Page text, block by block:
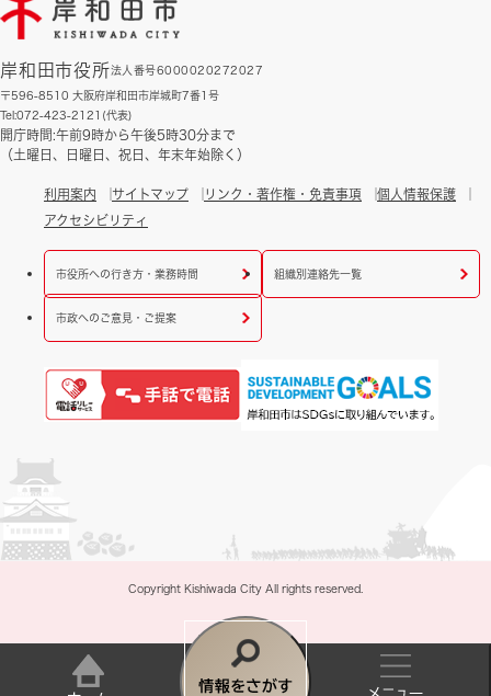
情
岸和田市役所法人番号6000020272027
〒596-8510 大阪府岸和田市岸城町7番1号
Tel:072-423-2121(代表)
開庁時間:午前9時から午後5時30分まで
（土曜日、日曜日、祝日、年末年始除く）
利用案内 サイトマップ リンク・著作権・免責事項
個人情報保護
アクセシビリティ
市役所への行き方・業務時間 組織別連絡先一覧
市政へのご意見・ご提案
Copyright Kishiwada City All rights reserved.